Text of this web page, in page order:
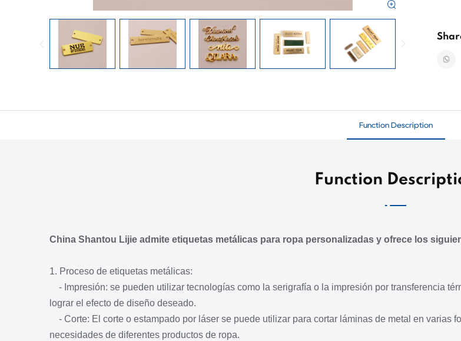
Function Description
Function
China Shantou Lijie admite etiquetas metálicas para ropa personalizadas y ofrece los
1. Proceso de etiquetas metálicas:
- Impresión: se pueden utilizar tecnologías como la serigrafía o la impresión por transferencia
lograr el efecto de diseño deseado.
- Corte: El corte o estampado por láser se puede utilizar para cortar láminas de metal en varias
necesidades de diferentes productos de ropa.